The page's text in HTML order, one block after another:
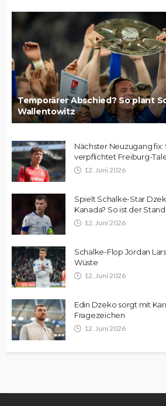
Temporärer Abschied? So plant
Wallentowitz
Nächster Neuzugang fix:
verpflichtet Freiburg-
12. Juni 2026
Spielt Schalke-Star
Kanada? So ist der Stand
12. Juni 2026
Schalke-Flop Jordan
Wüste
12. Juni 2026
Edin Dzeko sorgt mit
Fragezeichen
12. Juni 2026